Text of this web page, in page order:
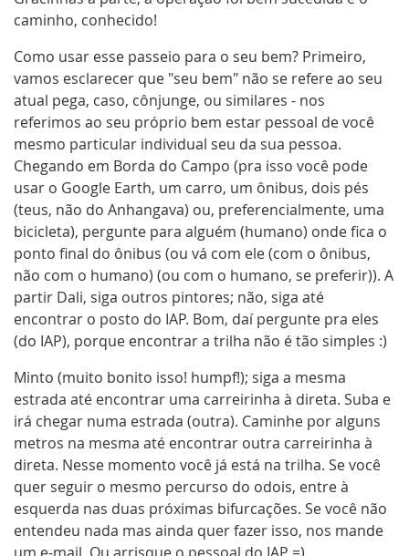
caminho, conhecido!
Como usar esse passeio para o seu bem? Primeiro,
vamos esclarecer que "seu bem" não se refere ao seu
atual pega, caso, cônjunge, ou similares - nos
referimos ao seu próprio bem estar pessoal de você
mesmo particular individual seu da sua pessoa.
Chegando em Borda do Campo (pra isso você pode
usar o Google Earth, um carro, um ônibus, dois pés
(teus, não do Anhangava) ou, preferencialmente, uma
bicicleta), pergunte para alguém (humano) onde fica o
ponto final do ônibus (ou vá com ele (com o ônibus,
não com o humano) (ou com o humano, se preferir)). A
partir Dali, siga outros pintores; não, siga até
encontrar o posto do IAP. Bom, daí pergunte pra eles
(do IAP), porque encontrar a trilha não é tão simples :)
Minto (muito bonito isso! humpf!); siga a mesma
estrada até encontrar uma carreirinha à direta. Suba e
irá chegar numa estrada (outra). Caminhe por alguns
metros na mesma até encontrar outra carreirinha à
direta. Nesse momento você já está na trilha. Se você
quer seguir o mesmo percurso do odois, entre à
esquerda nas duas próximas bifurcações. Se você não
entendeu nada mas ainda quer fazer isso, nos mande